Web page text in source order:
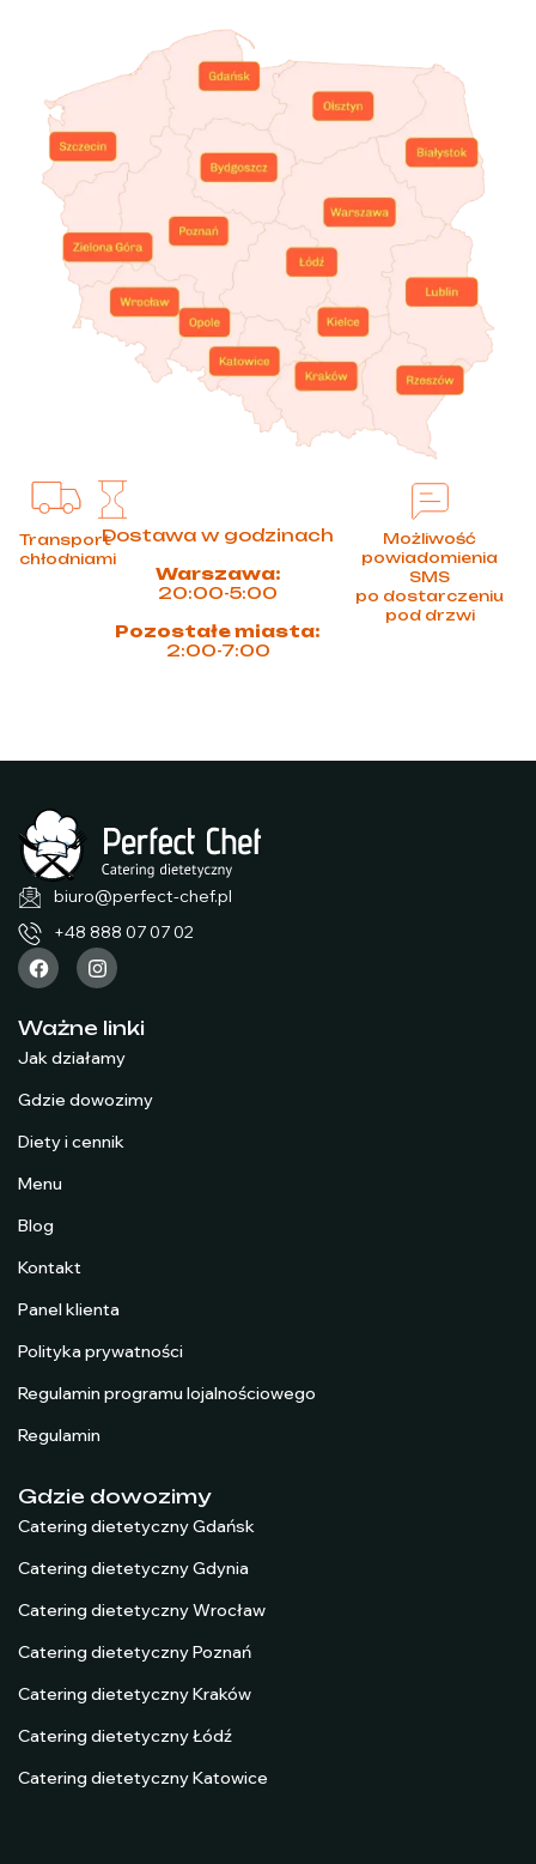
Transport
chłodniami
Dostawa w godzinach
Warszawa:
20:00-5:00
Pozostałe miasta:
2:00-7:00
Możliwość
powiadomienia
SMS
po dostarczeniu
pod drzwi
biuro@perfect-chef.pl
+48 888 07 07 02
Ważne linki
Jak działamy
Gdzie dowozimy
Diety i cennik
Menu
Blog
Kontakt
Panel klienta
Polityka prywatności
Regulamin programu lojalnościowego
Regulamin
Gdzie dowozimy
Catering dietetyczny Gdańsk
Catering dietetyczny Gdynia
Catering dietetyczny Wrocław
Catering dietetyczny Poznań
Catering dietetyczny Kraków
Catering dietetyczny Łódź
Catering dietetyczny Katowice